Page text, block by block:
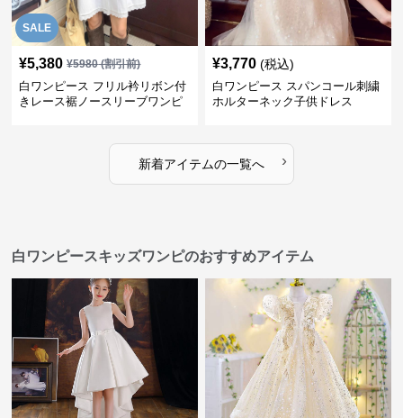
SALE
¥5,380 ¥5980(割引前)
白ワンピース フリル衿リボン付
きレース裾ノースリーブワンピ
¥3,770 (税込)
白ワンピース スパンコール刺繍
ホルターネック子供ドレス
新着アイテムの一覧へ ›
白ワンピースキッズワンピのおすすめアイテム